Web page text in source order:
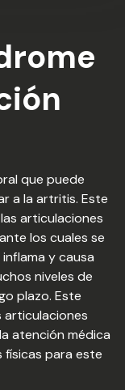
que puede
a la artritis. Este
articulaciones
los cuales se
y causa
niveles de
plazo. Este
articulaciones
atención médica
para este